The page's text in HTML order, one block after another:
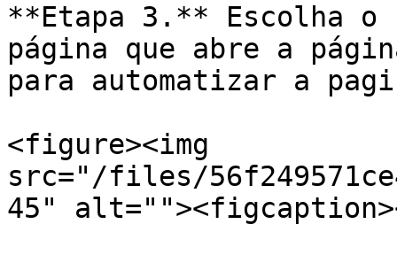
**Etapa 3.** Escolha o
página que abre a
para automatizar a
<figure><img
src="/files/
45"